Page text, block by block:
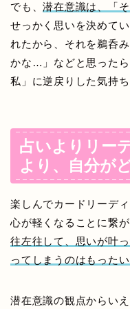
でも、潜在意識は、「
せっかく思いを決めて
れたから、それを鵜呑
かな…」などと思った
私」に逆戻りした気持
占いよりリー
より、自分が
楽しんでカードリーデ
心が軽くなることに繋
往左往して、思いが叶
ってしまうのはもった
潜在意識の観点からい